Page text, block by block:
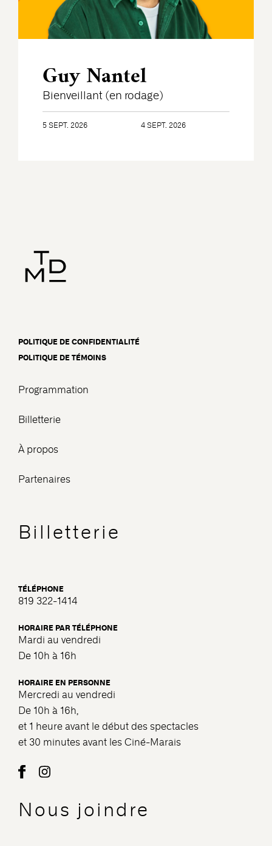
Guy Nantel
Bienveillant (en rodage)
5 SEPT. 2026 4 SEPT. 2026
Programmation
Billetterie
À propos
Partenaires
Billetterie
TÉLÉPHONE
819 322-1414
HORAIRE PAR TÉLÉPHONE
Mardi au vendredi
De 10h à 16h
HORAIRE EN PERSONNE
Mercredi au vendredi
De 10h à 16h,
et 1 heure avant le début des spectacles
et 30 minutes avant les Ciné-Marais
Nous joindre
POLITIQUE DE CONFIDENTIALITÉ
POLITIQUE DE TÉMOINS